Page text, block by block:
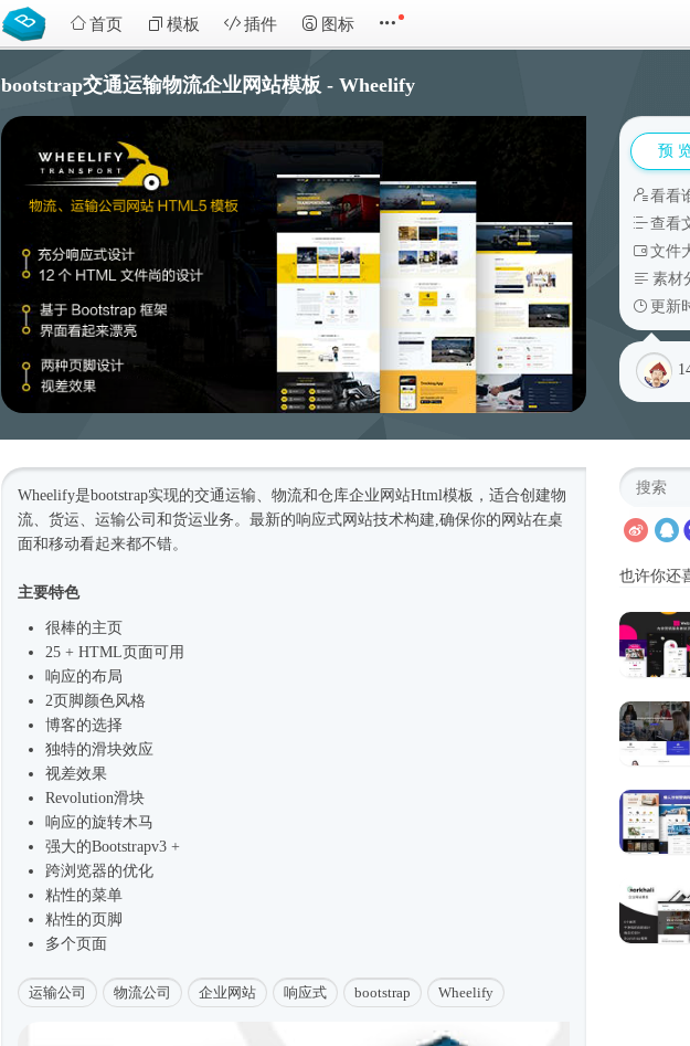
首页 模板 插件 图标
bootstrap交通运输物流企业网站模板 - Wheelify
预
看看
查看
文件
素材
更新
Wheelify是bootstrap实现的交通运输、物流和仓库企业网站Html模板 ，适合创建物
流、货运、运输公司和货运业务。最新的响应式网站技术构建,确保你的网站在桌
面和移动看起来都不错。
主要特色
很棒的主页
25 + HTML页面可用
响应的布局
2页脚颜色风格
博客的选择
独特的滑块效应
视差效果
Revolution滑块
响应的旋转木马
强大的Bootstrapv3 +
跨浏览器的优化
粘性的菜单
粘性的页脚
多个页面
运输公司 物流公司 企业网站 响应式 bootstrap Wheelify
也许你还